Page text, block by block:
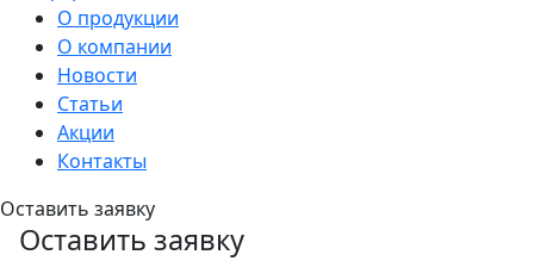
О продукции
О компании
Новости
Статьи
Акции
Контакты
Оставить заявку
Оставить заявку